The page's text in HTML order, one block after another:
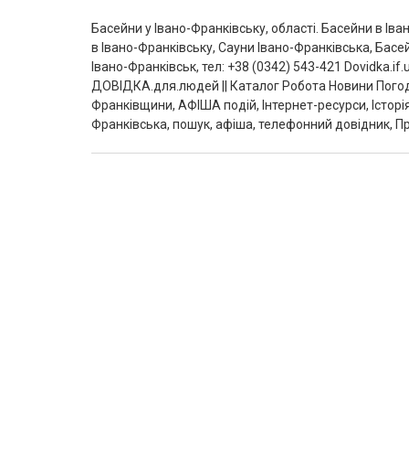
Басейни у Івано-Франківську, області. Басейни в
в Івано-Франківську, Сауни Івано-Франківська‎,
Івано-Франківськ, тел: +38 (0342) 543-421
ДОВІДКА.для.людей || Каталог Робота Новини
Франківщини, АФІША подій, Інтернет-ресурси,
Франківська, пошук, афіша, телефонний довідник,